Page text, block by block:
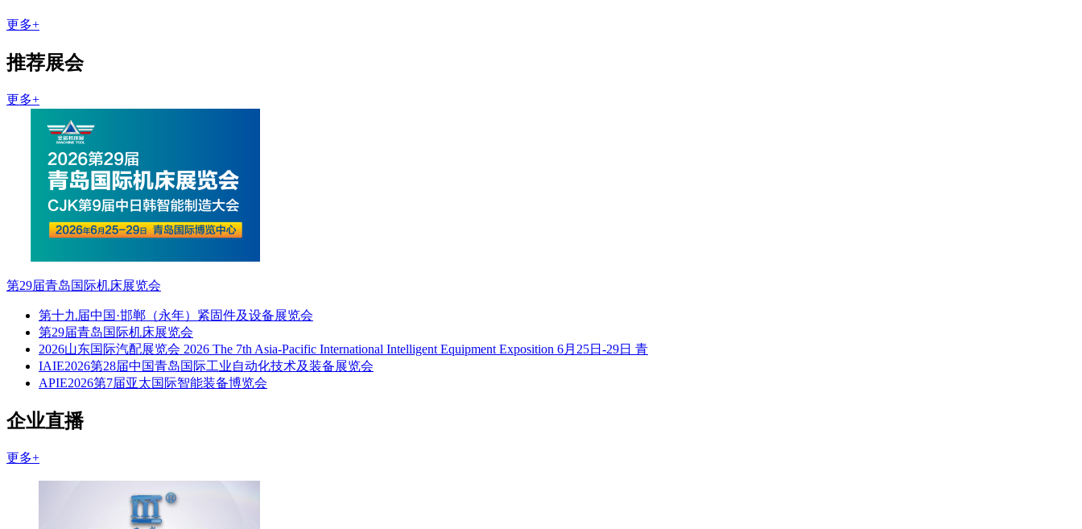
更多+
推荐展会
更多+
第29届青岛国际机床展览会
第十九届中国·邯郸（永年）紧固件及设备展览会
第29届青岛国际机床展览会
2026山东国际汽配展览会 2026 The 7th Asia-Pacific International Intelligent Equipment Exposition 6月25日-29日 青
IAIE2026第28届中国青岛国际工业自动化技术及装备展览会
APIE2026第7届亚太国际智能装备博览会
企业直播
更多+